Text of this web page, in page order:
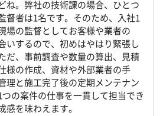
ね。弊社の技術課の場合、ひとつ
督者は1名です。そのため、入社1
場の監督としてお客様や業者の
いするので、初めはやはり緊張し
だ、事前調査や数量の算出、見積
様の作成、資材や外部業者の手
理と施工完了後の定期メンテナン
つの案件の仕事を一貫して担当でき
感を味わえます。